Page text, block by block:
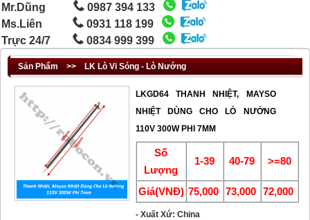
Mr.Dũng
0987 394 133
Ms.Liên
0931 118 199
Trực 24/7
0834 999 399
Sản Phẩm >> LK Lò Vi Sóng - Lò Nướng
LKGD64 THANH NHIỆT, MAYSO
NHIỆT DÙNG CHO LÒ NƯỚNG
110V 300W PHI 7MM
Số
Lượng
1-39 40-79 >=80
Giá(VNĐ) 75,000 73,000 72,000
- Xuất Xứ: China